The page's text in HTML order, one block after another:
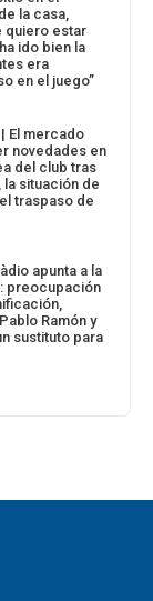
la casa,
quiero estar
ido bien la
era
en el juego”
| El mercado
novedades en
del club tras
la situación de
traspaso de
apunta a la
preocupación
Ramón y
sustituto para